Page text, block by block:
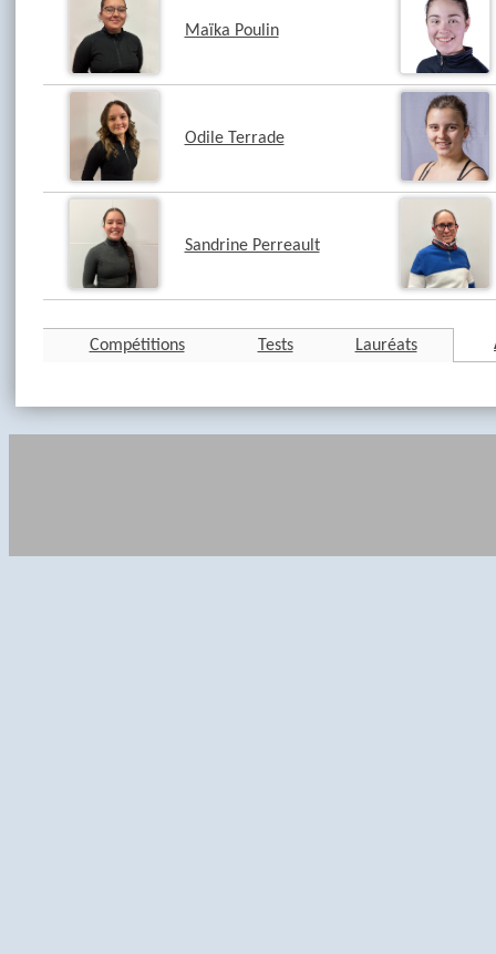
Maïka Poulin
Odile Terrade
Sandrine Perreault
Compétitions Tests Lauréats